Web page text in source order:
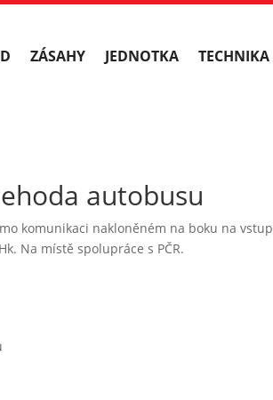
ZÁSAHY JEDNOTKA TECHNIKA
autobusu
komunikaci nakloněném na boku na
Na místě spolupráce s PČR.